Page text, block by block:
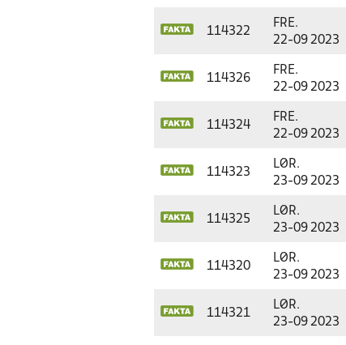
114322
FRE.
22-09 2023
114326
FRE.
22-09 2023
114324
FRE.
22-09 2023
114323
LØR.
23-09 2023
114325
LØR.
23-09 2023
114320
LØR.
23-09 2023
114321
LØR.
23-09 2023